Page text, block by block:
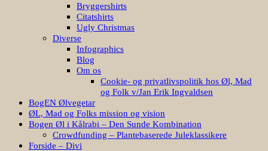
Bryggershirts
Citatshirts
Ugly Christmas
Diverse
Infographics
Blog
Om os
Cookie- og privatlivspolitik hos Øl, Mad
og Folk v/Jan Erik Ingvaldsen
BogEN Ølvegetar
ØL, Mad og Folks mission og vision
Bogen Øl i Kålrabi – Den Sunde Kombination
Crowdfunding – Plantebaserede Juleklassikere
Forside – Divi